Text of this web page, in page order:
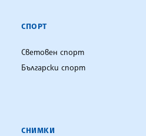
СПОРТ
Световен спорт
Български спорт
СНИМКИ